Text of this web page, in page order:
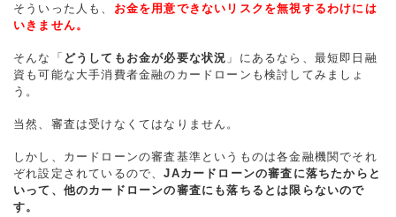
そういった人も、 お金を用意できないリスクを無視するわけには
いきません。
そんな「 どうしてもお金が必要な状況 」にあるなら、最短即日融
資も可能な大手消費者金融のカードローンも検討してみましょ
う。
当然、審査は受けなくてはなりません。
しかし、カードローンの審査基準というものは各金融機関でそれ
ぞれ設定されているので、JAカードローンの審査に落ちたからと
いって、他のカードローンの審査にも落ちるとは限らないので
す。